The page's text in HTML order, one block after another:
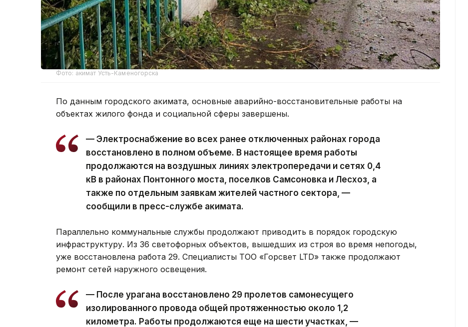
Фото: акимат Усть-Каменогорска
По данным городского акимата, основные аварийно-восстановительные работы на
объектах жилого фонда и социальной сферы завершены.
— Электроснабжение во всех ранее отключенных районах города
восстановлено в полном объеме. В настоящее время работы
продолжаются на воздушных линиях электропередачи и сетях 0,4
кВ в районах Понтонного моста, поселков Самсоновка и Лесхоз, а
также по отдельным заявкам жителей частного сектора, —
сообщили в пресс-службе акимата.
Параллельно коммунальные службы продолжают приводить в порядок городскую
инфраструктуру. Из 36 светофорных объектов, вышедших из строя во время непогоды,
уже восстановлена работа 29. Специалисты ТОО «Горсвет LTD» также продолжают
ремонт сетей наружного освещения.
— После урагана восстановлено 29 пролетов самонесущего
изолированного провода общей протяженностью около 1,2
километра. Работы продолжаются еще на шести участках, —